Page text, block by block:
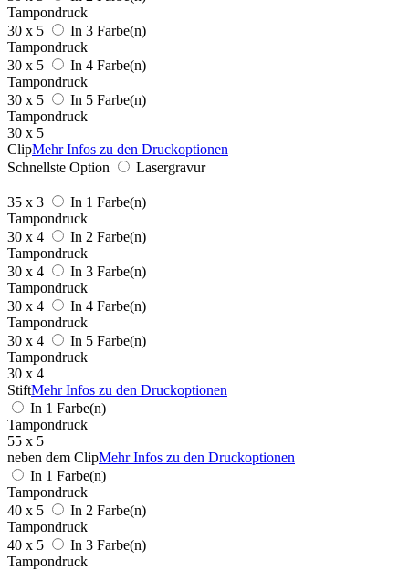
Tampondruck
30 x 5
In 3 Farbe(n)
Tampondruck
30 x 5
In 4 Farbe(n)
Tampondruck
30 x 5
In 5 Farbe(n)
Tampondruck
30 x 5
ClipMehr Infos zu den Druckoptionen
Schnellste Option
Lasergravur
35 x 3
In 1 Farbe(n)
Tampondruck
30 x 4
In 2 Farbe(n)
Tampondruck
30 x 4
In 3 Farbe(n)
Tampondruck
30 x 4
In 4 Farbe(n)
Tampondruck
30 x 4
In 5 Farbe(n)
Tampondruck
30 x 4
StiftMehr Infos zu den Druckoptionen
In 1 Farbe(n)
Tampondruck
55 x 5
neben dem ClipMehr Infos zu den Druckoptionen
In 1 Farbe(n)
Tampondruck
40 x 5
In 2 Farbe(n)
Tampondruck
40 x 5
In 3 Farbe(n)
Tampondruck